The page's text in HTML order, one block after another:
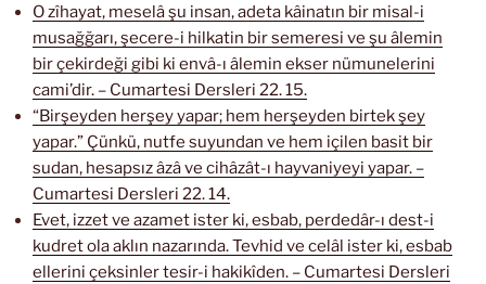
O zîhayat, meselâ şu insan, adeta kâinatın bir misal-i
musağğarı, şecere-i hilkatin bir semeresi ve şu âlemin
bir çekirdeği gibi ki envâ-ı âlemin ekser nümunelerini
cami’dir. – Cumartesi Dersleri 22. 15.
“Birşeyden herşey yapar; hem herşeyden birtek şey
yapar.” Çünkü, nutfe suyundan ve hem içilen basit bir
sudan, hesapsız âzâ ve cihâzât-ı hayvaniyeyi yapar. –
Cumartesi Dersleri 22. 14.
Evet, izzet ve azamet ister ki, esbab, perdedâr-ı dest-i
kudret ola aklın nazarında. Tevhid ve celâl ister ki, esbab
ellerini çeksinler tesir-i hakikîden. – Cumartesi Dersleri